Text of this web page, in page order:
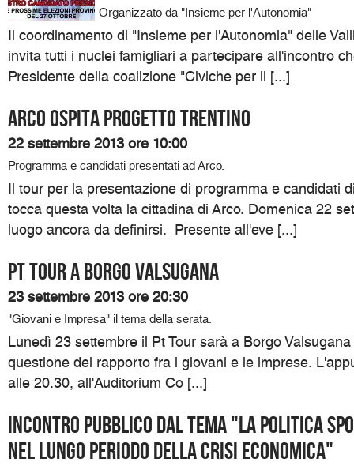
Organizzato da "Insieme per l'Autonomia"
Il coordinamento di "Insieme per l'Autonomia" delle
invita tutti i nuclei famigliari a partecipare all'incontro
Presidente della coalizione "Civiche per il [...]
Arco ospita Progetto Trentino
22 settembre 2013 ore 10:00
Programma e candidati presentati ad Arco.
Il tour per la presentazione di programma e candidati
tocca questa volta la cittadina di Arco. Domenica 22
luogo ancora da definirsi. Presente all'eve [...]
Pt Tour a Borgo Valsugana
23 settembre 2013 ore 20:30
"Giovani e Impresa" il tema della serata.
Lunedì 23 settembre il Pt Tour sarà a Borgo
questione del rapporto fra i giovani e le imprese.
alle 20.30, all'Auditorium Co [...]
Incontro pubblico dal tema "La politica
nel lungo periodo della crisi economica"